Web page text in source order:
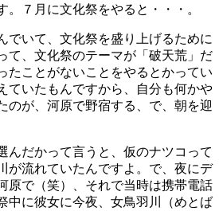
。７月に文化祭をやると・・・。
いて、文化祭を盛り上げるために
て、文化祭のテーマが「破天荒」だ
たことがないことをやるとかってい
ていたもんですから、自分も何かや
のが、河原で野宿する、で、朝を迎
だかって言うと、仮のナツコって
が流れていたんですよ。で、夜にデ
原で（笑）、それで当時は携帯電話
中に彼女に今夜、女鳥羽川（めとば